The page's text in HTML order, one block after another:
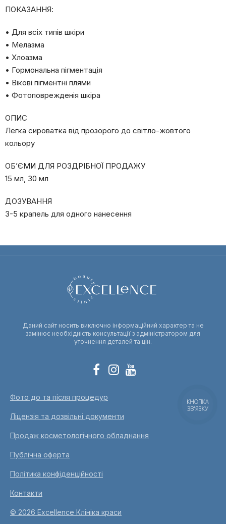
ПОКАЗАННЯ:
• Для всіх типів шкіри
• Мелазма
• Хлоазма
• Гормональна пігментація
• Вікові пігментні плями
• Фотоповрежденія шкіра
ОПИС
Легка сироватка від прозорого до світло-жовтого
кольору
ОБ’ЄМИ ДЛЯ РОЗДРІБНОЇ ПРОДАЖУ
15 мл, 30 мл
ДОЗУВАННЯ
3-5 крапель для одного нанесення
Даний сайт носить виключно інформаційний характер та не
замінює необхідність консультації з адміністратором для
уточнення деталей та цін.
Фото до та після процедур
Ліцензія та дозвільні документи
Продаж косметологічного обладнання
Публічна оферта
Політика конфіденційності
Контакти
© 2026 Excellence Клініка краси
КНОПКА
ЗВ'ЯЗКУ